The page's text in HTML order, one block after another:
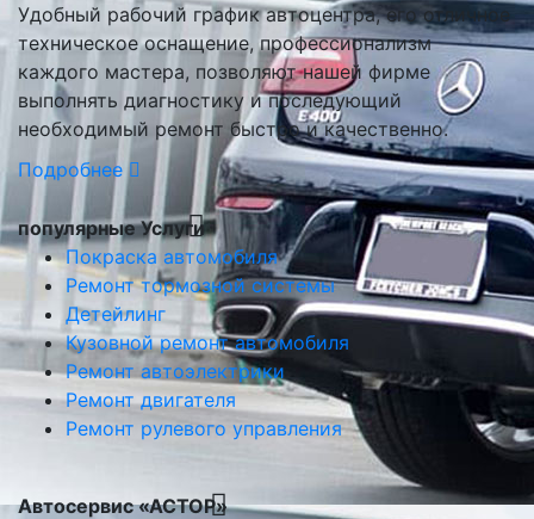
Удобный рабочий график автоцентра, его отличное
техническое оснащение, профессионализм
каждого мастера, позволяют нашей фирме
выполнять диагностику и последующий
необходимый ремонт быстро и качественно.
Подробнее
популярные Услуги
Покраска автомобиля
Ремонт тормозной системы
Детейлинг
Кузовной ремонт автомобиля
Ремонт автоэлектрики
Ремонт двигателя
Ремонт рулевого управления
Автосервис «АСТОР»